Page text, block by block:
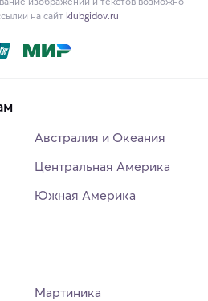
на сайт klubgidov.ru
Австралия и Океания
Центральная Америка
Южная Америка
Мартиника